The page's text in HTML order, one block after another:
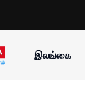
இலங்கை